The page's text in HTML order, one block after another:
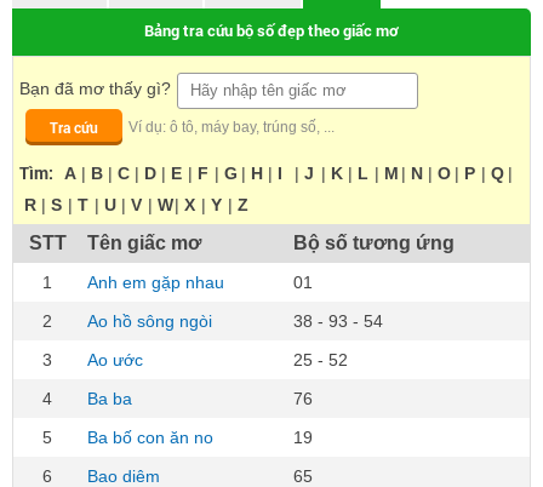
Bảng tra cứu bộ số đẹp theo giấc mơ
Bạn đã mơ thấy gì?
Tra cứu
Ví dụ: ô tô, máy bay, trúng số, ...
Tìm: A | B | C | D | E | F | G | H | I | J | K | L | M | N | O | P | Q |
R | S | T | U | V | W| X | Y | Z
STT Tên giấc mơ Bộ số tương ứng
1 Anh em gặp nhau
01
2
Ao hồ sông ngòi
38 - 93 - 54
3
Ao ước
25 - 52
4
Ba ba
76
5
Ba bố con ăn no
19
6
Bao diêm
65